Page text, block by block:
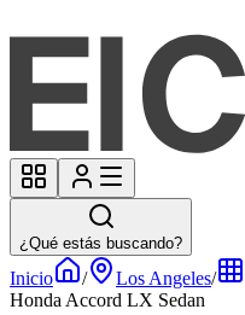
¿Qué estás buscando?
Inicio / Los Angeles/
Honda Accord LX Sedan